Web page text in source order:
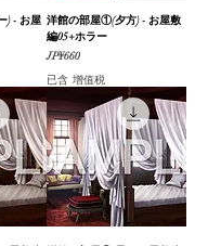
) - お屋 洋館の部屋①(夕方) - お屋敷
編05+ホラー
價格
JP¥660
已含 增值税